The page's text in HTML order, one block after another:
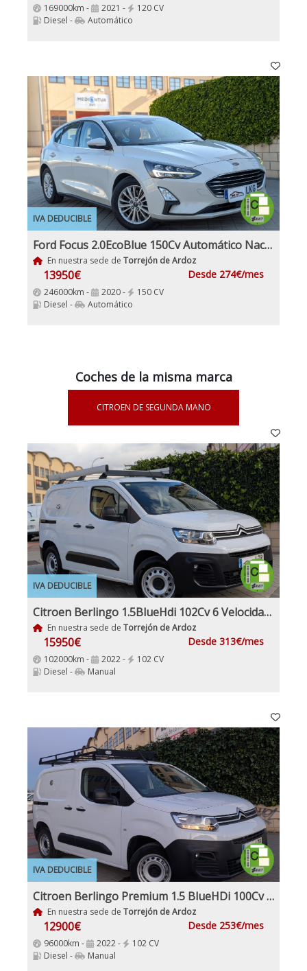
169000km - 2021 -
120 CV
Diesel -
Automático
IVA DEDUCIBLE
Ford Focus 2.0EcoBlue 150Cv Automático Nacional IVA y Garantía Incl
En nuestra sede de Torrejón de Ardoz
13950€ Desde 274€/mes
246000km - 2020 -
150 CV
Diesel -
Automático
Coches de la misma marca
CITROEN DE SEGUNDA MANO
IVA DEDUCIBLE
Citroen Berlingo 1.5BlueHdi 102Cv 6 Velocidades Etiqueta C IVA y Garantía Incl Nacional Historial mantenimiento
En nuestra sede de Torrejón de Ardoz
15950€ Desde 313€/mes
102000km - 2022 -
102 CV
Diesel -
Manual
IVA DEDUCIBLE
Citroen Berlingo Premium 1.5 BlueHDi 100Cv IVA y Garantía Inc Nacional 1Dueño
En nuestra sede de Torrejón de Ardoz
12900€ Desde 253€/mes
96000km - 2022 -
102 CV
Diesel -
Manual